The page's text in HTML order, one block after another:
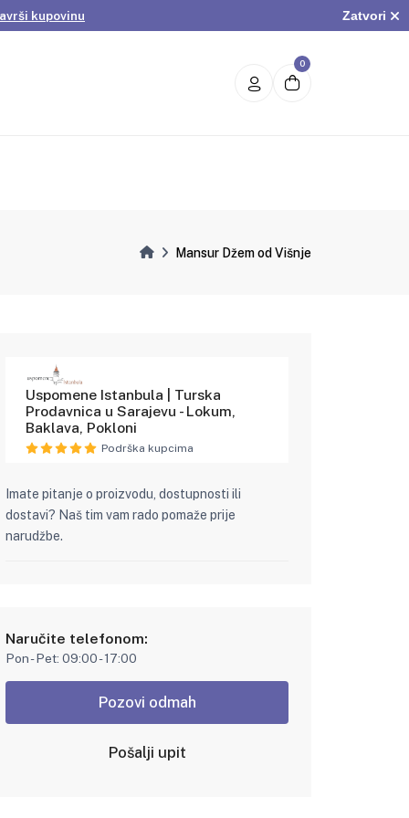
kupovinu
Pogledaj ponudu
Zatvori
0
Mansur Džem od Višnje
Uspomene Istanbula | Turska
Prodavnica u Sarajevu - Lokum,
Baklava, Pokloni
Podrška kupcima
Imate pitanje o proizvodu, dostupnosti ili
dostavi? Naš tim vam rado pomaže prije
narudžbe.
Naručite telefonom:
Pon - Pet: 09:00 - 17:00
Pozovi odmah
Pošalji upit